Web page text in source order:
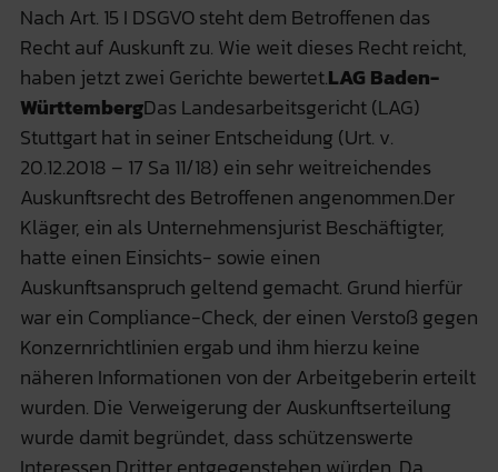
Nach Art. 15 I DSGVO steht dem Betroffenen das
Recht auf Auskunft zu. Wie weit dieses Recht reicht,
haben jetzt zwei Gerichte bewertet.LAG Baden-
WürttembergDas Landesarbeitsgericht (LAG)
Stuttgart hat in seiner Entscheidung (Urt. v.
20.12.2018 – 17 Sa 11/18) ein sehr weitreichendes
Auskunftsrecht des Betroffenen angenommen.Der
Kläger, ein als Unternehmensjurist Beschäftigter,
hatte einen Einsichts- sowie einen
Auskunftsanspruch geltend gemacht. Grund hierfür
war ein Compliance-Check, der einen Verstoß gegen
Konzernrichtlinien ergab und ihm hierzu keine
näheren Informationen von der Arbeitgeberin erteilt
wurden. Die Verweigerung der Auskunftserteilung
wurde damit begründet, dass schützenswerte